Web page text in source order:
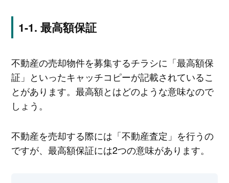
最高額保証
不動産の売却物件を募集するチラシに「最高額保
証」といったキャッチコピーが記載されているこ
とがあります。最高額とはどのような意味なので
しょう。
不動産を売却する際には「不動産査定」を行うの
ですが、最高額保証には2つの意味があります。